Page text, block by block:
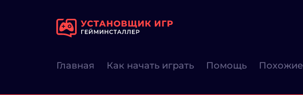
Главная Как начать играть Помощь Похожие